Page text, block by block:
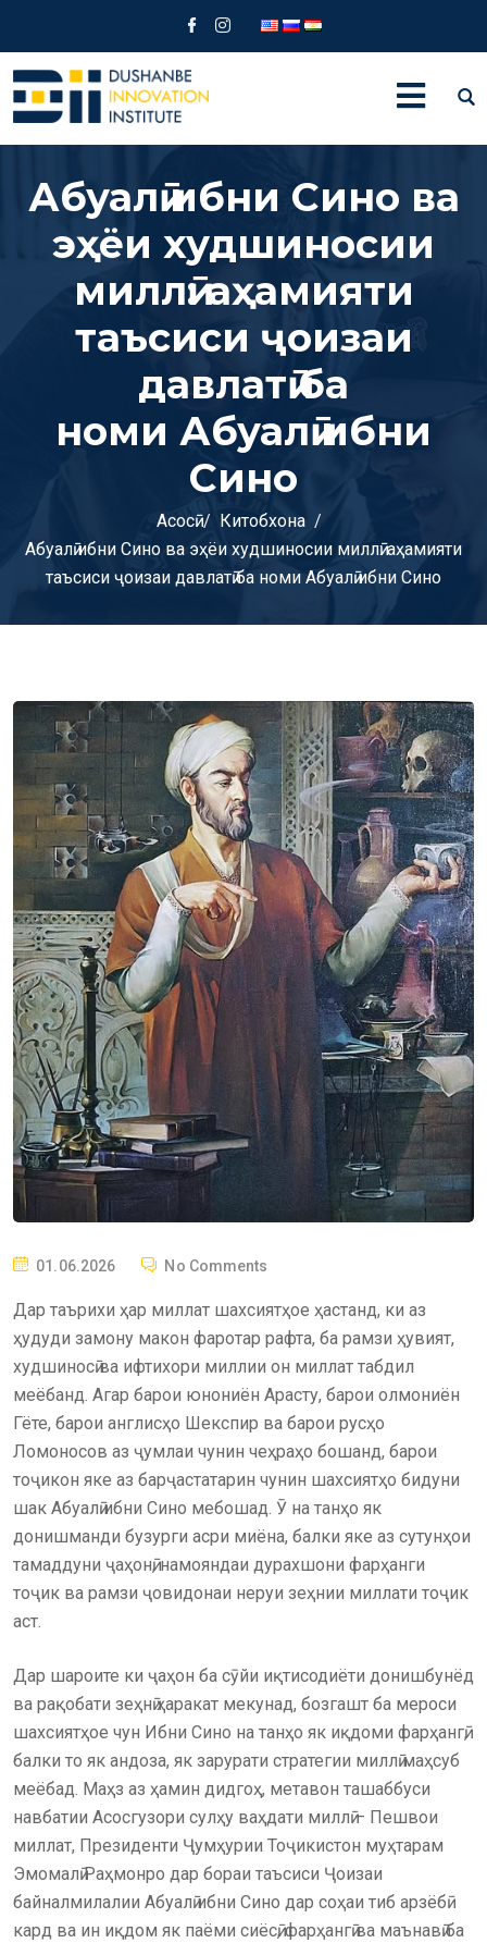
Абуалӣ ибни Сино ва
эҳёи худшиносии
миллӣ: аҳамияти
таъсиси ҷоизаи
давлатӣ ба
номи Абуалӣ ибни
Сино
Асосӣ
Китобхона
Абуалӣ ибни Сино ва эҳёи худшиносии миллӣ: аҳамияти
таъсиси ҷоизаи давлатӣ ба номи Абуалӣ ибни Сино
P
S
T
E
D
O
N
01.06.2026 No Comments
Дар таърихи ҳар миллат шахсиятҳое ҳастанд, ки аз
ҳудуди замону макон фаротар рафта, ба рамзи ҳувият,
худшиносӣ ва ифтихори миллии он миллат табдил
меёбанд. Агар барои юнониён Арасту, барои олмониён
Гёте, барои англисҳо Шекспир ва барои русҳо
Ломоносов аз ҷумлаи чунин чеҳраҳо бошанд, барои
тоҷикон яке аз барҷастатарин чунин шахсиятҳо бидуни
шак Абуалӣ ибни Сино мебошад. Ӯ на танҳо як
донишманди бузурги асри миёна, балки яке аз сутунҳои
тамаддуни ҷаҳонӣ, намояндаи дурахшони фарҳанги
тоҷик ва рамзи ҷовидонаи неруи зеҳнии миллати тоҷик
аст.
Дар шароите ки ҷаҳон ба сӯйи иқтисодиёти донишбунёд
ва рақобати зеҳнӣ ҳаракат мекунад, бозгашт ба мероси
шахсиятҳое чун Ибни Сино на танҳо як иқдоми фарҳангӣ,
балки то як андоза, як зарурати стратегии миллӣ маҳсуб
меёбад. Маҳз аз ҳамин дидгоҳ, метавон ташаббуси
навбатии Асосгузори сулҳу ваҳдати миллӣ – Пешвои
миллат, Президенти Ҷумҳурии Тоҷикистон муҳтарам
Эмомалӣ Раҳмонро дар бораи таъсиси Ҷоизаи
байналмилалии Абуалӣ ибни Сино дар соҳаи тиб арзёбӣ
кард ва ин иқдом як паёми сиёсӣ, фарҳангӣ ва маънавӣ ба